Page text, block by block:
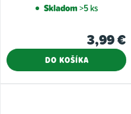
Skladom>5 ks
3,99 €
DO KOŠÍKA